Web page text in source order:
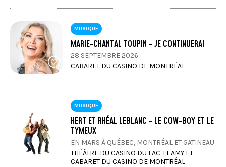
MUSIQUE
MARIE-CHANTAL TOUPIN - JE CONTINUERAI
28 SEPTEMBRE 2026
CABARET DU CASINO DE MONTRÉAL
MUSIQUE
HERT ET RHÉAL LEBLANC - LE COW-BOY ET LE
TYMEUX
EN MARS À QUÉBEC, MONTRÉAL ET GATINEAU
THÉÂTRE DU CASINO DU LAC-LEAMY ET
CABARET DU CASINO DE MONTRÉAL